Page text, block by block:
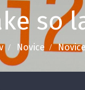
so
Novice Novice